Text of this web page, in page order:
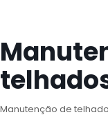
Manutenção de